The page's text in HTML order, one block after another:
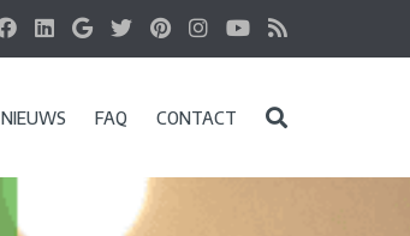
NIEUWS FAQ CONTACT